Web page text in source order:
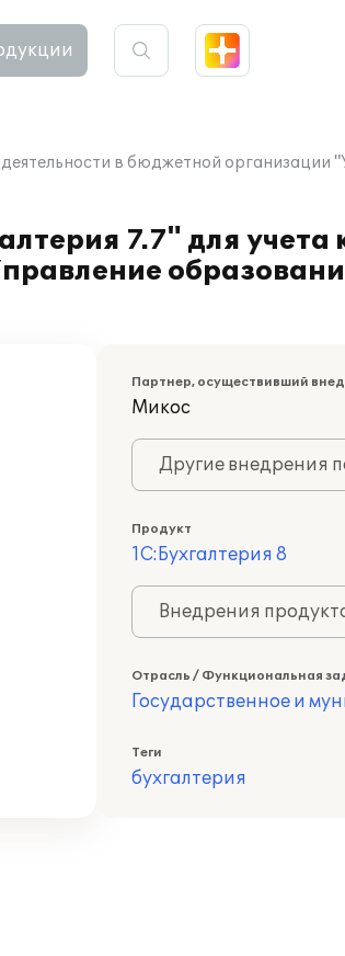
в бюджетной
7.7" для учета
Партнер, осуществивший
Микос
Другие внедрения
Продукт
1С:Бухгалтерия 8
Внедрения
Отрасль / Функциональная
Государственное и
Теги
бухгалтерия